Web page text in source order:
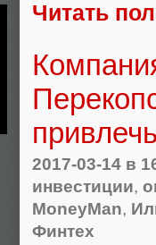
Читать
2017-03-14 в
инвестиции,
MoneyMan,
Финтех